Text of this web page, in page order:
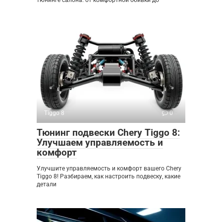
Tiggo 8 0
Тюнинг подвески Chery Tiggo 8:
Улучшаем управляемость и
комфорт
Улучшите управляемость и комфорт вашего Chery
Tiggo 8! Разбираем, как настроить подвеску, какие
детали